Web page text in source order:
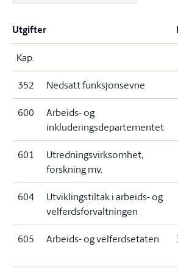
Utgifter
Kap.
352 Nedsatt funksjonsevne
600
Arbeids- og
inkluderingsdepartementet
601
Utredningsvirksomhet,
forskning mv.
604
Utviklingstiltak i arbeids- og
velferdsforvaltningen
605 Arbeids- og velferdsetaten